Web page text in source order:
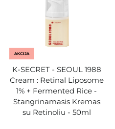
AKCIJA
K-SECRET - SEOUL 1988
Cream : Retinal Liposome
1% + Fermented Rice -
Stangrinamasis Kremas
su Retinoliu - 50ml